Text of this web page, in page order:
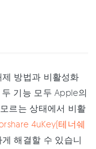
방법과 비활성화
기능 모두 Apple의
르는 상태에서 비활
4uKey(테너쉐
해결할 수 있습니